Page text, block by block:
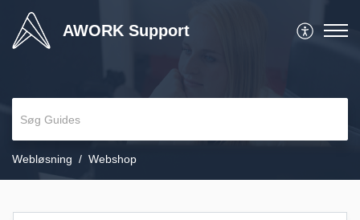
AWORK Support
Webløsning Webshop